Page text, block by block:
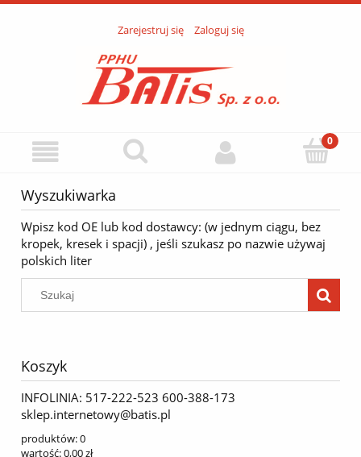
Zarejestruj się Zaloguj się
Wyszukiwarka
Wpisz kod OE lub kod dostawcy: (w jednym ciągu, bez
kropek, kresek i spacji) , jeśli szukasz po nazwie używaj
polskich liter
Koszyk
INFOLINIA: 517-222-523 600-388-173
sklep.internetowy@batis.pl
produktów:0
wartość:0,00 zł